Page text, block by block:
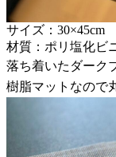
サイズ：30×45cm
材質：ポリ塩化ビ
落ち着いたダーク
樹脂マットなので